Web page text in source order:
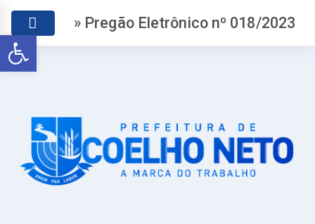
Abrir a barra de ferramentas
» Pregão Eletrônico nº 018/2023